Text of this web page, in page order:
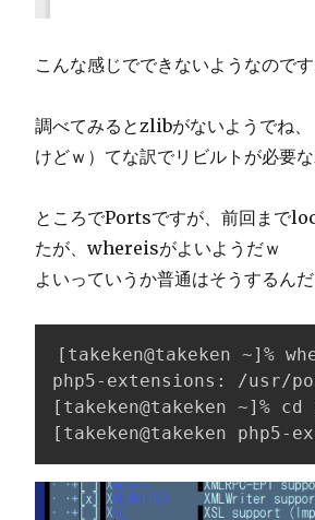
こんな感じでできないようなのです
調べてみるとzlibがないようでね
けどｗ）てな訳でリビルトが必要な
ところでPortsですが、前回まで
たが、whereisがよいようだｗ
よいっていうか普通はそうするんだ
[takeken@takeken ~]%
php5-extensions: /usr/
[takeken@takeken ~]%
[takeken@takeken php5-